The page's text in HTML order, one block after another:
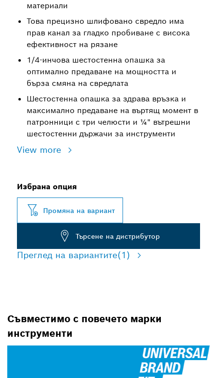
материали
Това прецизно шлифовано свредло има
прав канал за гладко пробиване с висока
ефективност на рязане
1/4-инчова шестостенна опашка за
оптимално предаване на мощността и
бърза смяна на свредлата
Шестостенна опашка за здрава връзка и
максимално предаване на въртящ момент в
патронници с три челюсти и ¼" вътрешни
шестостенни държачи за инструменти
View more
Избрана опция
Промяна на вариант
Търсене на дистрибутор
Преглед на вариантите(1)
Съвместимо с повечето марки
инструменти